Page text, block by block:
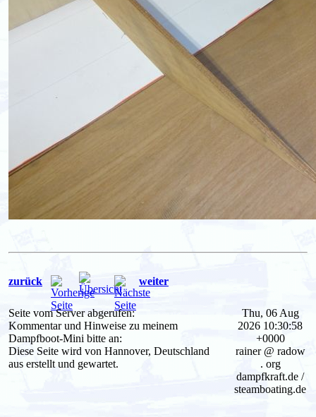
zurück weiter
Seite vom Server abgerufen:
Kommentar und Hinweise zu meinem
Dampfboot-Mini bitte an:
Diese Seite wird von Hannover, Deutschland
aus erstellt und gewartet.
Thu, 06 Aug
2026 10:30:58
+0000
rainer @ radow
. org
dampfkraft.de /
steamboating.de